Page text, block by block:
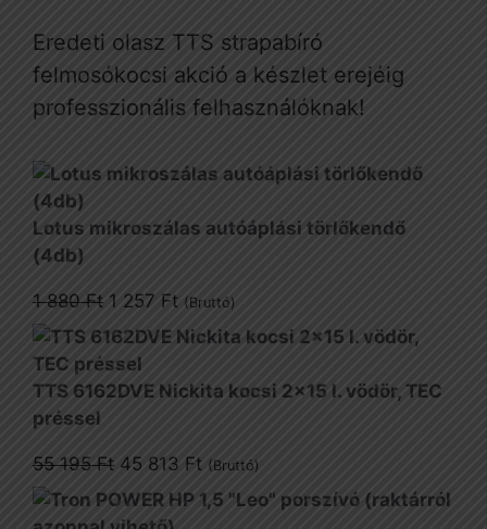
Eredeti olasz TTS strapabíró
felmosókocsi akció a készlet erejéig
professzionális felhasználóknak!
Lotus mikroszálas autóáplási törlőkendő
(4db)
1 880Ft Original
price
was:
1
1 257 FtCurrent
price
(Bruttó)
TTS 6162DVE Nickita kocsi 2x15 l. vödör, TEC
préssel
55 195Ft Original
price
was:
45 813 FtCurrent
price
is:
(Bruttó)